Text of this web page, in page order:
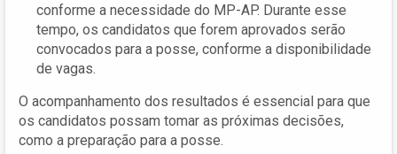
conforme a necessidade do MP-AP. Durante esse
tempo, os candidatos que forem aprovados serão
convocados para a posse, conforme a disponibilidade
de vagas.
O acompanhamento dos resultados é essencial para que
os candidatos possam tomar as próximas decisões,
como a preparação para a posse.